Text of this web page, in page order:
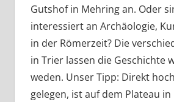
Gutshof in Mehring an. Oder
interessiert an Archäologie,
in der Römerzeit? Die
in Trier lassen die Geschichte
weden. Unser Tipp: Direkt
gelegen, ist auf dem Plateau in